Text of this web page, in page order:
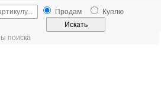
Продам Куплю
поиска